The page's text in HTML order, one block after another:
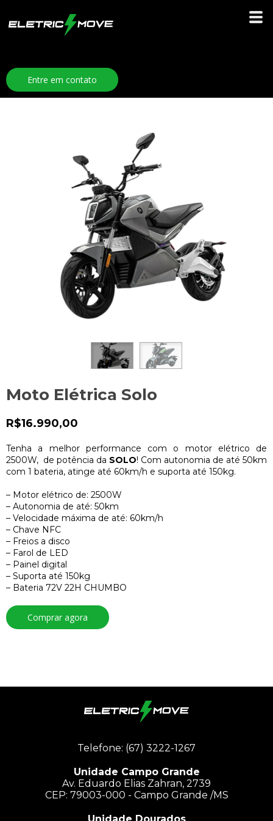
Entre em contato
Moto Elétrica Solo
R$16.990,00
Tenha a melhor performance com o motor elétrico de
2500W, de potência da SOLO! Com autonomia de até 50km
com 1 bateria, atinge até 60km/h e suporta até 150kg.
– Motor elétrico de: 2500W
– Autonomia de até: 50km
– Velocidade máxima de até: 60km/h
– Chave NFC
– Freios a disco
– Farol de LED
– Painel digital
– Suporta até 150kg
– Bateria 72V 22H CHUMBO
Comprar agora
Telefone: (67) 3222-1267
Unidade Campo Grande
Av. Eduardo Elias Zahran, 2739
CEP: 79003-000 - Campo Grande /MS